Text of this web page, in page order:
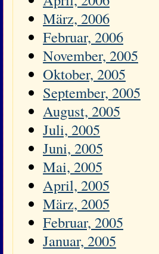
März, 2006
Februar, 2006
November, 2005
Oktober, 2005
September, 2005
August, 2005
Juli, 2005
Juni, 2005
Mai, 2005
April, 2005
März, 2005
Februar, 2005
Januar, 2005